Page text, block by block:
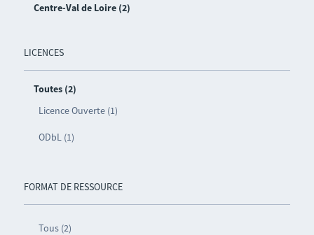
Centre-Val de Loire (2)
LICENCES
Toutes (2)
Licence Ouverte (1)
ODbL (1)
FORMAT DE RESSOURCE
Tous (2)